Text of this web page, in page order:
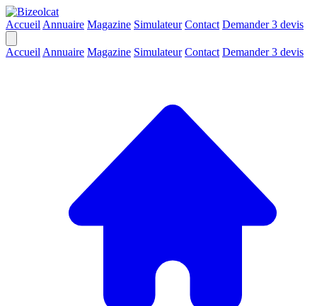
Accueil Annuaire Magazine Simulateur Contact Demander 3 devis
Accueil Annuaire Magazine Simulateur Contact Demander 3 devis